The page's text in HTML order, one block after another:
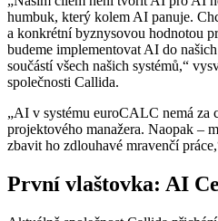
humbuk, který kolem AI panuje.
a konkrétní byznysovou hodnotou
budeme implementovat AI do
součástí všech našich systémů,“
společnosti Callida.
„AI v systému euroCALC nemá za
projektového manažera. Naopak –
zbavit ho zdlouhavé mravenčí
První vlaštovka: AI